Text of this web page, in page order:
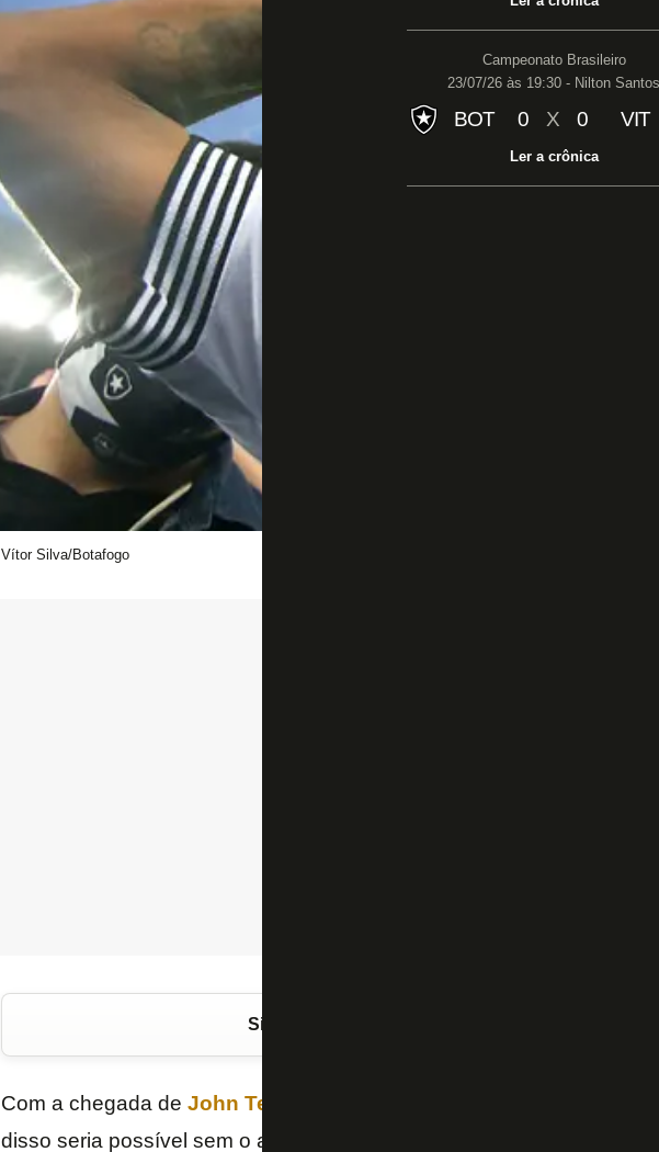
Campeonato Brasileiro
23/07/26 às 19:30 - Nilton Santos
BOT 0 X 0 VIT
Ler a crônica
Vítor Silva/Botafogo
Siga o FogãoNET
Com a chegada de John Textor
disso seria possível sem o acesso no ano passado, com direito a